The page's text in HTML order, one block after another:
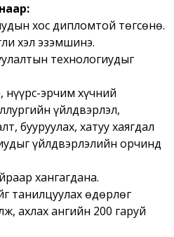
хос дипломтой төгсөнө.
хэл эзэмшинэ.
технологиудыг
нүүрс-эрчим хүчний
үйлдвэрлэл,
бууруулах, хатуу хаягдал
үйлдвэрлэлийн орчинд
хангагдана.
танилцуулах өдөрлөг
ахлах ангийн 200 гаруй